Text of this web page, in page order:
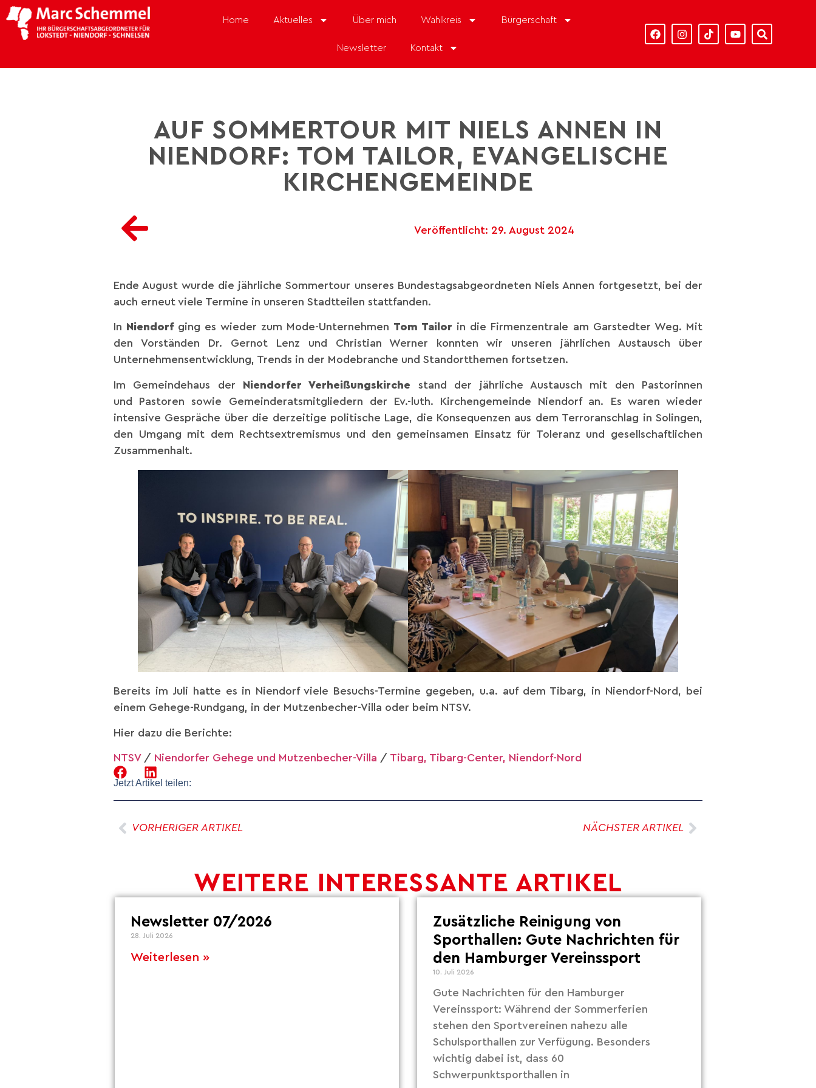
Home Aktuelles Über mich Wahlkreis Bürgerschaft
Newsletter Kontakt
AUF SOMMERTOUR MIT NIELS ANNEN IN
NIENDORF: TOM TAILOR, EVANGELISCHE
KIRCHENGEMEINDE
Veröffentlicht: 29. August 2024
Ende August wurde die jährliche Sommertour unseres Bundestagsabgeordneten Niels Annen fortgesetzt, bei der
auch erneut viele Termine in unseren Stadtteilen stattfanden.
In Niendorfging es wieder zum Mode-Unternehmen Tom Tailor in die Firmenzentrale am Garstedter Weg. Mit
den Vorständen Dr. Gernot Lenz und Christian Werner konnten wir unseren jährlichen Austausch über
Unternehmensentwicklung, Trends in der Modebranche und Standortthemen fortsetzen.
Im Gemeindehaus der Niendorfer Verheißungskirche stand der jährliche Austausch mit den Pastorinnen
und Pastoren sowie Gemeinderatsmitgliedern der Ev.-luth. Kirchengemeinde Niendorf an. Es waren wieder
intensive Gespräche über die derzeitige politische Lage, die Konsequenzen aus dem Terroranschlag in Solingen,
den Umgang mit dem Rechtsextremismus und den gemeinsamen Einsatz für Toleranz und gesellschaftlichen
Zusammenhalt.
Bereits im Juli hatte es in Niendorf viele Besuchs-Termine gegeben, u.a. auf dem Tibarg, in Niendorf-Nord, bei
einem Gehege-Rundgang, in der Mutzenbecher-Villa oder beim NTSV.
Hier dazu die Berichte:
NTSV/ Niendorfer Gehege und Mutzenbecher-Villa / Tibarg, Tibarg-Center, Niendorf-Nord
Jetzt Artikel teilen:
VORHERIGER ARTIKEL NÄCHSTER ARTIKEL
WEITERE INTERESSANTE ARTIKEL
Newsletter 07/2026
28. Juli 2026
Weiterlesen »
Zusätzliche Reinigung von
Sporthallen: Gute Nachrichten für
den Hamburger Vereinssport
10. Juli 2026
Gute Nachrichten für den Hamburger
Vereinssport: Während der Sommerferien
stehen den Sportvereinen nahezu alle
Schulsporthallen zur Verfügung. Besonders
wichtig dabei ist, dass 60
Schwerpunktsporthallen in